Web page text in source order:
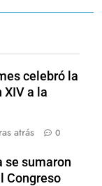
celebró la
XIV a la
atrás 0
se sumaron
Congreso